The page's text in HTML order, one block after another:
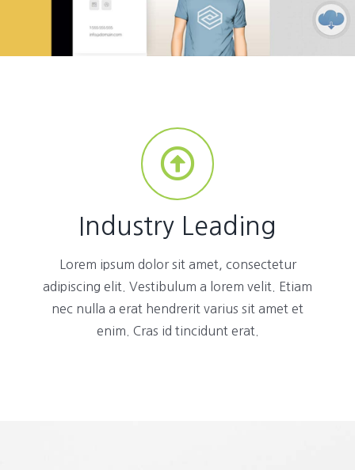
Industry Leading
Lorem ipsum dolor sit amet, consectetur
adipiscing elit. Vestibulum a lorem velit. Etiam
nec nulla a erat hendrerit varius sit amet et
enim. Cras id tincidunt erat.